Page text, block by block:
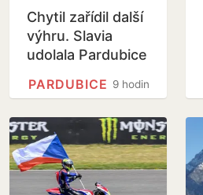
Chytil zařídil další
výhru. Slavia
udolala Pardubice
9 hodin
PARDUBICE